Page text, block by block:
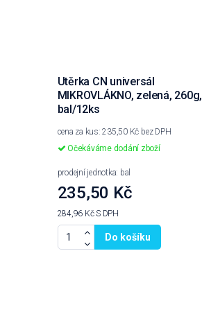
Utěrka CN universál
MIKROVLÁKNO, zelená, 260g,
bal/12ks
cena za kus: 235,50 Kč bez DPH
Očekáváme dodání zboží
prodejní jednotka: bal
235,50 Kč
284,96 KčS DPH
Do košíku